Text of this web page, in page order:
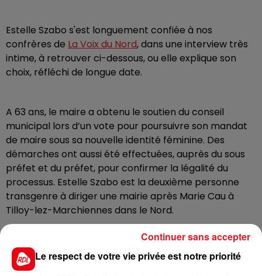
Estelle Szabo s'est longuement confiée à nos
confrères de La Voix du Nord, dans une interview très
intime, à retrouver ci-dessous, ou elle explique son
choix, réfléchi de longue date.
A 63 ans, le maire a obtenu le soutien du conseil
municipal lors d’un vote pour poursuivre son mandat
de maire sous sa nouvelle identité féminine. Des
démarches ont aussi été effectuées, auprès du sous
préfet et du préfet, pour confirmer la légalité du
processus. Estelle Szabo est la deuxième personne
transgenre à diriger une mairie après Marie Cau à
Tilloy-lez-Marchiennes dans le Nord.
Le respect de votre vie privée est notre priorité
Continuer sans accepter